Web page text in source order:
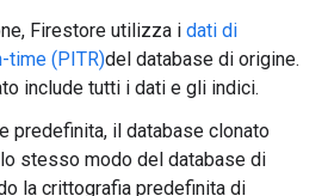
Firestore utilizza i dati di
time (PITR)del database di origine.
include tutti i dati e gli indici.
predefinita, il database clonato
stesso modo del database di
la crittografia predefinita di